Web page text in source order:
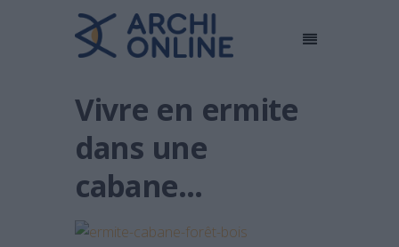
Vivre en ermite
dans une
cabane…